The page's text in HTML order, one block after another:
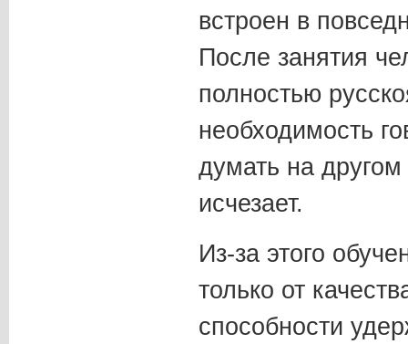
встроен в
После занятия
полностью
необходимость
думать на другом
исчезает.
Из-за этого
только от
способности